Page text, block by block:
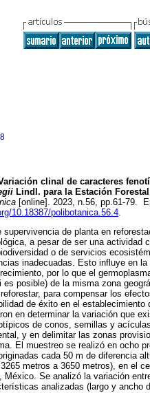
clinal de caracteres
Lindl. para la Estación
[online]. 2023, n.56, pp.61-79.
10.18387/polibotanica.56.4.
de planta en
a pesar de ser una actividad
o de servicios
inadecuadas. Esto influye en
por lo que el
posible) de la misma zona
para compensar los
de éxito en el establecimiento
en determinar la variación que
de conos, semillas y
y en delimitar las zonas
El muestreo se realizó en ocho
cada 50 m de diferencia
metros a 3650 metros), en el
México. Se analizó la variación
analizadas (largo y ancho